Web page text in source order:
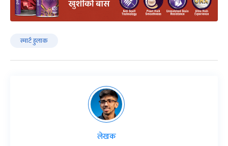
स्मार्ट हुलाक
लेखक